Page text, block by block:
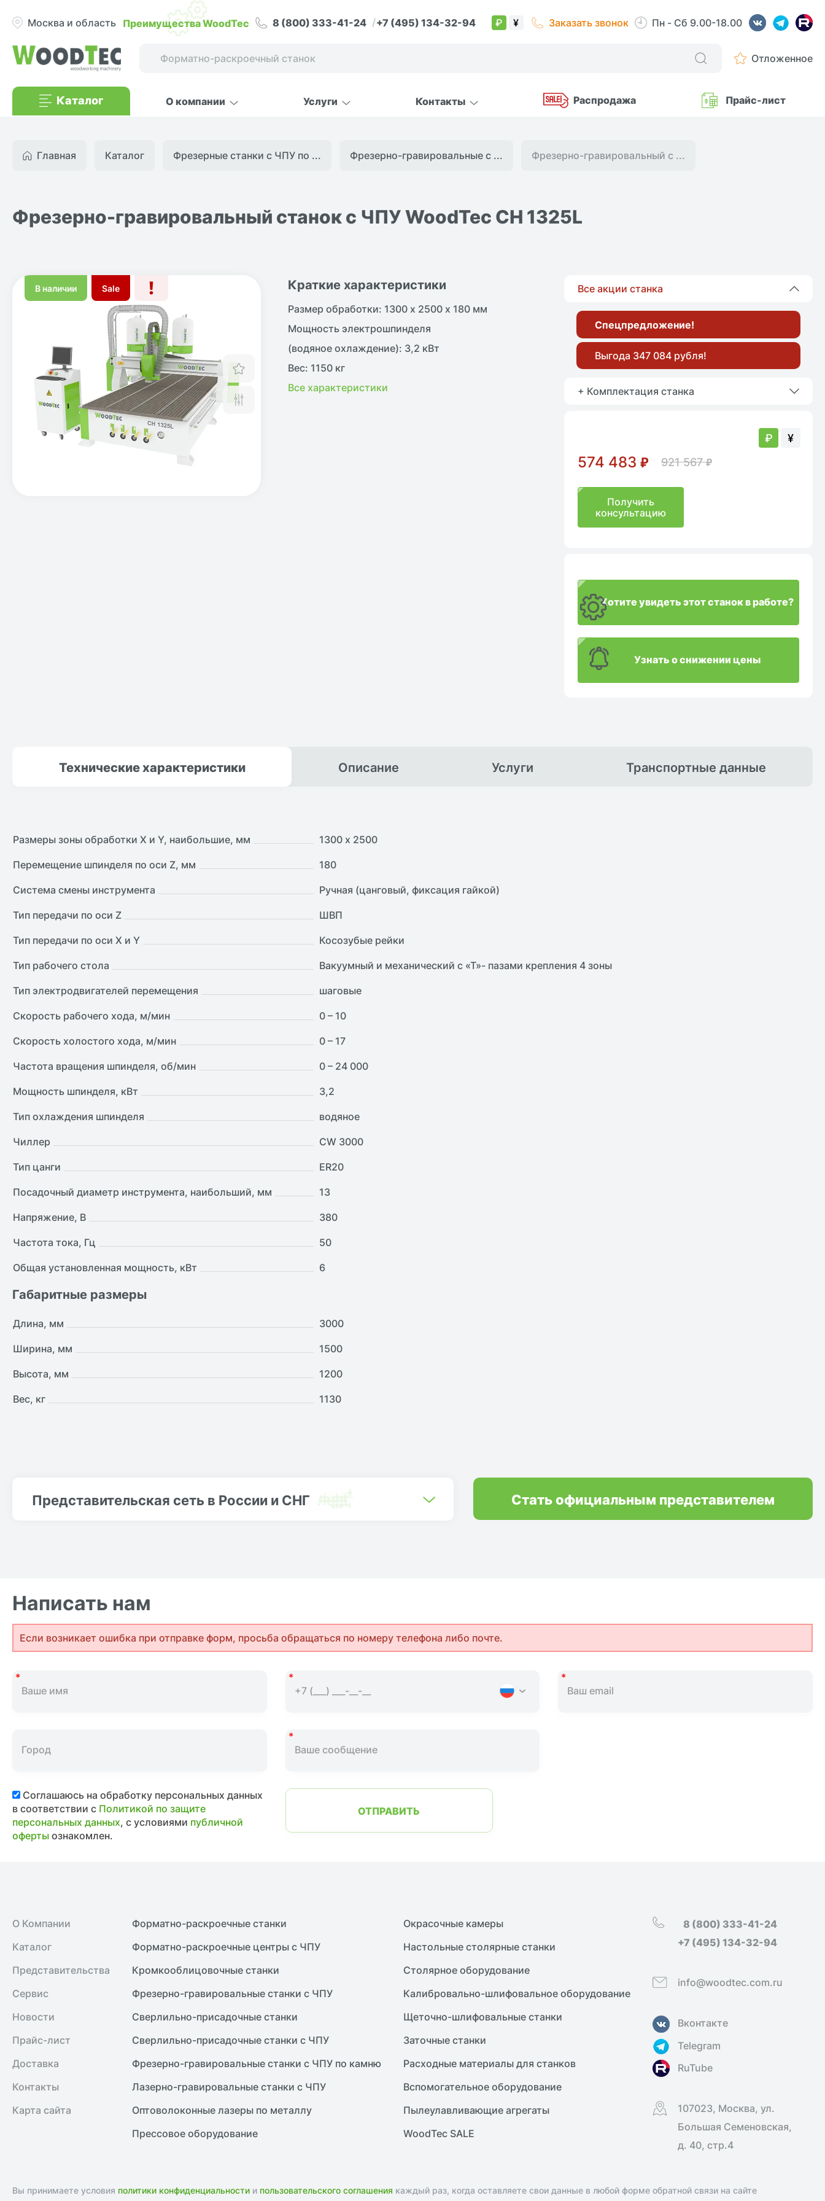
Москва и область Преимущества WoodTec 8 (800) 333-41-24 +7 (495) 134-32-94 ₽ ¥ Заказать звонок Пн - Сб 9.00-18.00
Отложенное
Каталог О компании Услуги Контакты Распродажа Прайс-лист
Главная Каталог Фрезерные станки с ЧПУ по ... Фрезерно-гравировальные с ... Фрезерно-гравировальный с ...
Фрезерно-гравировальный станок с ЧПУ WoodTec CH 1325L
В наличии Sale
Отложить
Краткие характеристики
Размер обработки: 1300 х 2500 х 180 мм
Мощность электрошпинделя
(водяное охлаждение): 3,2 кВт
Вес: 1150 кг
Все характеристики
Все акции станка
Спецпредложение!
Выгода 347 084 рубля!
+ Комплектация станка
₽ ¥
574 483 ₽ 921 567 ₽
Получить
консультацию
Хотите увидеть этот станок в работе?
Узнать о снижении цены
Техническиехарактеристики Описание Услуги Транспортные данные
Размеры зоны обработки X и Y, наибольшие, мм
1300 х 2500
Перемещение шпинделя по оси Z, мм
180
Система смены инструмента
Ручная (цанговый, фиксация гайкой)
Тип передачи по оси Z
ШВП
Тип передачи по оси X и Y
Косозубые рейки
Тип рабочего стола
Вакуумный и механический с «Т»- пазами крепления 4 зоны
Тип электродвигателей перемещения
шаговые
Скорость рабочего хода, м/мин
0 – 10
Скорость холостого хода, м/мин
0 – 17
Частота вращения шпинделя, об/мин
0 – 24 000
Мощность шпинделя, кВт
3,2
Тип охлаждения шпинделя
водяное
Чиллер
CW 3000
Тип цанги
ER20
Посадочный диаметр инструмента, наибольший, мм
13
Напряжение, В
380
Частота тока, Гц
50
Общая установленная мощность, кВт
6
Габаритные размеры
Длина, мм
3000
Ширина, мм
1500
Высота, мм
1200
Вес, кг
1130
Представительская сеть в России и СНГ Стать официальным представителем
Написать нам
Если возникает ошибка при отправке форм, просьба обращаться по номеру телефона либо почте.
Соглашаюсь на обработку персональных данных
в соответствии с Политикой по защите
персональных данных, с условиями публичной
офертыознакомлен.
ОТПРАВИТЬ
О Компании
Каталог
Представительства
Сервис
Новости
Прайс-лист
Доставка
Контакты
Карта сайта
Форматно-раскроечные станки
Форматно-раскроечные центры с ЧПУ
Кромкооблицовочные cтанки
Фрезерно-гравировальные станки с ЧПУ
Сверлильно-присадочные станки
Сверлильно-присадочные станки с ЧПУ
Фрезерно-гравировальные станки с ЧПУ по камню
Лазерно-гравировальные станки с ЧПУ
Оптоволоконные лазеры по металлу
Прессовое оборудование
Окрасочные камеры
Настольные столярные станки
Столярное оборудование
Калибровально-шлифовальное оборудование
Щеточно-шлифовальные станки
Заточные станки
Расходные материалы для станков
Вспомогательное оборудование
Пылеулавливающие агрегаты
WoodTec SALE
8 (800) 333-41-24
+7 (495) 134-32-94
info@woodtec.com.ru
Вконтакте
Telegram
RuTube
107023, Москва, ул.
Большая Семеновская,
д. 40, стр.4
Вы принимаете условия политики конфиденциальности и пользовательского соглашения каждый раз, когда оставляете свои данные в любой форме обратной связи на сайте